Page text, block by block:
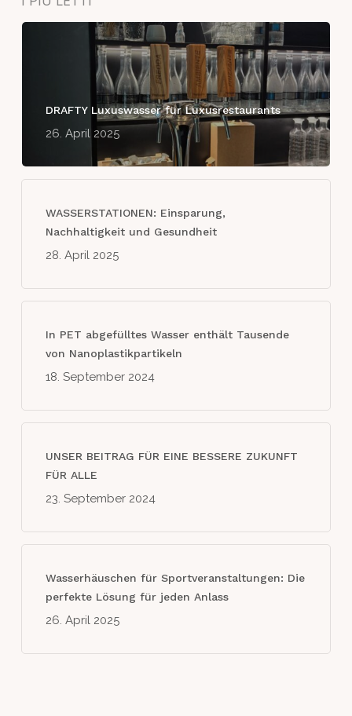
DRAFTY Luxuswasser für Luxusrestaurants
26. April 2025
WASSERSTATIONEN: Einsparung,
Nachhaltigkeit und Gesundheit
28. April 2025
In PET abgefülltes Wasser enthält Tausende
von Nanoplastikpartikeln
18. September 2024
UNSER BEITRAG FÜR EINE BESSERE ZUKUNFT
FÜR ALLE
23. September 2024
Wasserhäuschen für Sportveranstaltungen: Die
perfekte Lösung für jeden Anlass
26. April 2025